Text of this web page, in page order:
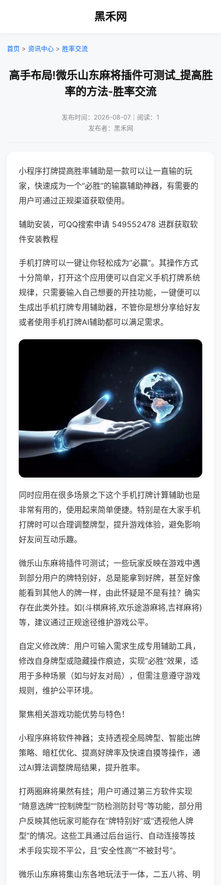
黑禾网
首页 > 资讯中心 > 胜率交流
高手布局!微乐山东麻将插件可测试_提高胜
率的方法-胜率交流
发布时间：2026-08-07｜阅读：1
发布者：黑禾网
小程序打牌提高胜率辅助是一款可以让一直输的玩
家，快速成为一个“必胜”的输赢辅助神器，有需要的
用户可通过正规渠道获取使用。
辅助安装，可QQ搜索申请 549552478 进群获取软
件安装教程
手机打牌可以一键让你轻松成为“必赢”。其操作方式
十分简单，打开这个应用便可以自定义手机打牌系统
规律，只需要输入自己想要的开挂功能，一键便可以
生成出手机打牌专用辅助器，不管你是想分享给好友
或者使用手机打牌AI辅助都可以满足需求。
同时应用在很多场景之下这个手机打牌计算辅助也是
非常有用的，使用起来简单便捷。特别是在大家手机
打牌时可以合理调整牌型，提升游戏体验，避免影响
好友间互动乐趣。
微乐山东麻将插件可测试；一些玩家反映在游戏中遇
到部分用户的牌特别好，总是能拿到好牌，甚至好像
能看到其他人的牌一样，由此怀疑是不是有挂？确实
存在此类外挂。如(斗棋麻将,欢乐途游麻将,吉祥麻将)
等，建议通过正规途径维护游戏公平。
自定义修改牌：用户可输入需求生成专用辅助工具，
修改自身牌型或隐藏操作痕迹，实现“必胜”效果，适
用于多种场景（如与好友对局），但需注意遵守游戏
规则，维护公平环境。
聚焦相关游戏功能优势与特色！
小程序麻将软件神器；支持透视全局牌型、智能出牌
策略、暗杠优化、提高好牌率及快速自摸等操作，通
过AI算法调整牌局结果，提升胜率。
打两圈麻将果然有挂；用户可通过第三方软件实现
“随意选牌”“控制牌型”“防检测防封号”等功能，部分用
户反映其他玩家可能存在“牌特别好”或“透视他人牌
型”的情况。这些工具通过后台运行、自动连接等技
术手段实现不平公，且“安全性高”“不被封号”。
微乐山东麻将集山东各地玩法于一体，二五八将、明